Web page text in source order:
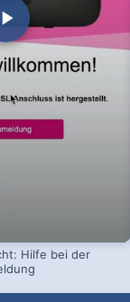
Hilfe bei der